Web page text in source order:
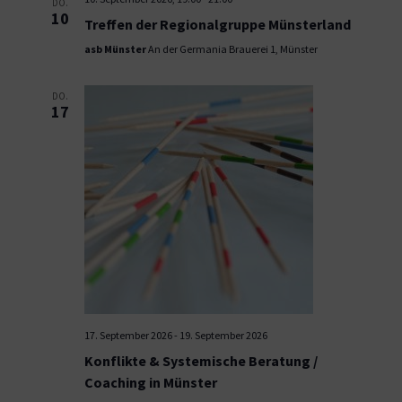
DO.
10 Treffen der Regionalgruppe Münsterland
asb MünsterAn der Germania Brauerei 1, Münster
DO.
17
17. September 2026- 19. September 2026
Konflikte & Systemische Beratung /
Coaching in Münster